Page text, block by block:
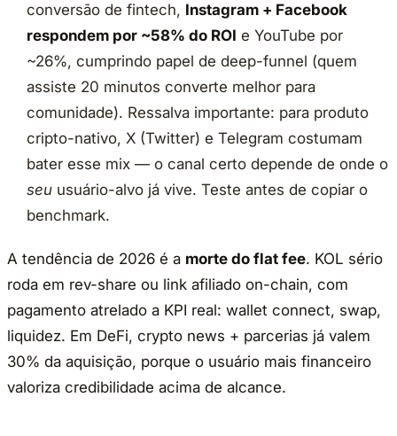
conversão de fintech, Instagram + Facebook
respondem por ~58% do ROI e YouTube por
~26%, cumprindo papel de deep-funnel (quem
assiste 20 minutos converte melhor para
comunidade). Ressalva importante: para produto
cripto-nativo, X (Twitter) e Telegram costumam
bater esse mix — o canal certo depende de onde o
seu usuário-alvo já vive. Teste antes de copiar o
benchmark.
A tendência de 2026 é a morte do flat fee. KOL sério
roda em rev-share ou link afiliado on-chain, com
pagamento atrelado a KPI real: wallet connect, swap,
liquidez. Em DeFi, crypto news + parcerias já valem
30% da aquisição, porque o usuário mais financeiro
valoriza credibilidade acima de alcance.